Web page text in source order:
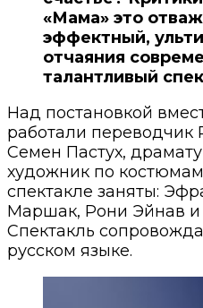
«Мама» это
эффектный,
отчаяния
талантливый
Над постановкой
работали переводчик
Семен Пастух,
художник по
спектакле заняты:
Маршак, Рони Эйнав и
Спектакль
русском языке.